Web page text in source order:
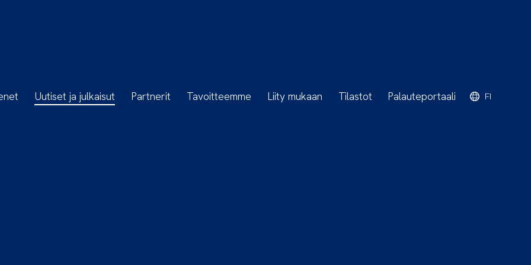
Uutiset ja julkaisut Partnerit Tavoitteemme Liity mukaan Tilastot Palauteportaali FI